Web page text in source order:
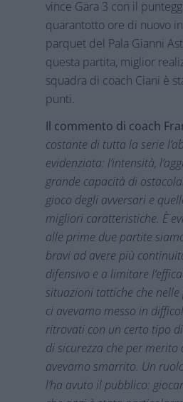
vince Gara 3 con il
quarantotto ore di nuovo
parquet del Pala Gianni
questa partita, miglior
squadra di coach Ciani è
punti.
Il commento di coach
costante di tutta la serie
evidenziata: l’intensità,
grande capacità di
gioco degli avversari e
migliori caratteristiche. È
alle prime due partite
bravi ad avere più
difensivo e a limitare
situazioni tattiche che
ci avevamo messo in
ritrovati con un certo tipo
di sicurezza che per merito
avevamo smarrito. Un
l’ha avuto il pubblico: